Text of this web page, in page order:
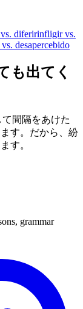
diferirinfligir vs.
desapercebido
も出てく
間隔をあけた
す。だから、紛
す。
grammar